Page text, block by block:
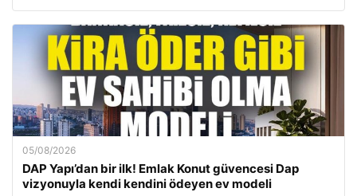
05/08/2026
DAP Yapı’dan bir ilk! Emlak Konut güvencesi Dap
vizyonuyla kendi kendini ödeyen ev modeli